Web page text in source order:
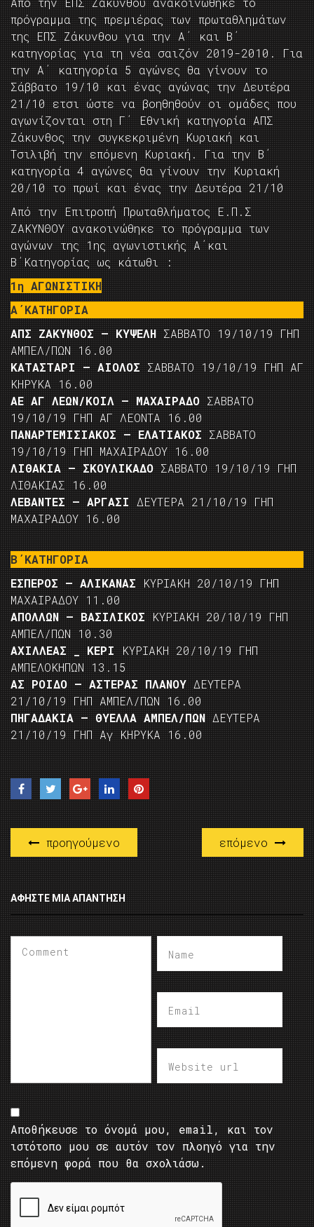
πρόγραμμα της πρεμιέρας των πρωταθλημάτων
της ΕΠΣ Ζάκυνθου για την Α΄ και Β΄
κατηγορίας για τη νέα σαιζόν 2019-2010. Για
την Α΄ κατηγορία 5 αγώνες θα γίνουν το
Σάββατο 19/10 και ένας αγώνας την Δευτέρα
21/10 ετσι ώστε να βοηθηθούν οι ομάδες που
αγωνίζονται στη Γ΄ Εθνική κατηγορία ΑΠΣ
Ζάκυνθος την συγκεκριμένη Κυριακή και
Τσιλιβή την επόμενη Κυριακή. Για την Β΄
κατηγορία 4 αγώνες θα γίνουν την Κυριακή
20/10 το πρωί και ένας την Δευτέρα 21/10
Από την Επιτροπή Πρωταθλήματος Ε.Π.Σ
ΖΑΚΥΝΘΟΥ ανακοινώθηκε το πρόγραμμα των
αγώνων της 1ης αγωνιστικής Α΄και
Β΄Κατηγορίας ως κάτωθι :
1η ΑΓΩΝΙΣΤΙΚΗ
Α΄ΚΑΤΗΓΟΡΙΑ
ΑΠΣ ΖΑΚΥΝΘΟΣ – ΚΥΨΕΛΗ ΣΑΒΒΑΤΟ 19/10/19 ΓΗΠ
ΑΜΠΕΛ/ΠΩΝ 16.00
ΚΑΤΑΣΤΑΡΙ – ΑΙΟΛΟΣ ΣΑΒΒΑΤΟ 19/10/19 ΓΗΠ ΑΓ
ΚΗΡΥΚΑ 16.00
ΑΕ ΑΓ ΛΕΩΝ/ΚΟΙΛ – ΜΑΧΑΙΡΑΔΟ ΣΑΒΒΑΤΟ
19/10/19 ΓΗΠ ΑΓ ΛΕΟΝΤΑ 16.00
ΠΑΝΑΡΤΕΜΙΣΙΑΚΟΣ – ΕΛΑΤΙΑΚΟΣ ΣΑΒΒΑΤΟ
19/10/19 ΓΗΠ ΜΑΧΑΙΡΑΔΟΥ 16.00
ΛΙΘΑΚΙΑ – ΣΚΟΥΛΙΚΑΔΟ ΣΑΒΒΑΤΟ 19/10/19 ΓΗΠ
ΛΙΘΑΚΙΑΣ 16.00
ΛΕΒΑΝΤΕΣ – ΑΡΓΑΣΙ ΔΕΥΤΕΡΑ 21/10/19 ΓΗΠ
ΜΑΧΑΙΡΑΔΟΥ 16.00
Β΄ΚΑΤΗΓΟΡΙΑ
ΕΣΠΕΡΟΣ – ΑΛΙΚΑΝΑΣ ΚΥΡΙΑΚΗ 20/10/19 ΓΗΠ
ΜΑΧΑΙΡΑΔΟΥ 11.00
ΑΠΟΛΛΩΝ – ΒΑΣΙΛΙΚΟΣ ΚΥΡΙΑΚΗ 20/10/19 ΓΗΠ
ΑΜΠΕΛ/ΠΩΝ 10.30
ΑΧΙΛΛΕΑΣ _ ΚΕΡΙ ΚΥΡΙΑΚΗ 20/10/19 ΓΗΠ
ΑΜΠΕΛΟΚΗΠΩΝ 13.15
ΑΣ ΡΟΙΔΟ – ΑΣΤΕΡΑΣ ΠΛΑΝΟΥ ΔΕΥΤΕΡΑ
21/10/19 ΓΗΠ ΑΜΠΕΛ/ΠΩΝ 16.00
ΠΗΓΑΔΑΚΙΑ – ΘΥΕΛΛΑ ΑΜΠΕΛ/ΠΩΝ ΔΕΥΤΕΡΑ
21/10/19 ΓΗΠ Αγ ΚΗΡΥΚΑ 16.00
προηγούμενο επόμενο
ΑΦΉΣΤΕ ΜΙΑ ΑΠΆΝΤΗΣΗ
Αποθήκευσε το όνομά μου, email, και τον
ιστότοπο μου σε αυτόν τον πλοηγό για την
επόμενη φορά που θα σχολιάσω.